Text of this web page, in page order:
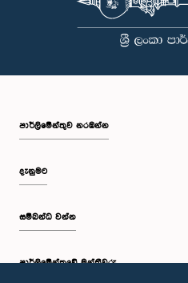
පාර්ලි‌මේන්තුව නරඹන්න
දැනුමට
සම්බන්ධ වන්න
පාර්ලි‌මේන්තුවේ මන්ත්‍රීවරු